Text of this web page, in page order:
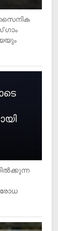
സൈനിക
​ഗാം